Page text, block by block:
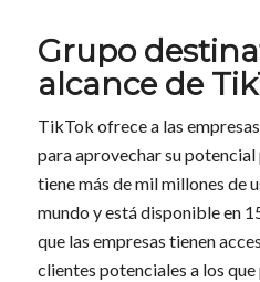
Grupo
alcance de
TikTok ofrece a las
para aprovechar su
tiene más de mil millones de
mundo y está disponible en
que las empresas tienen
clientes potenciales a los que